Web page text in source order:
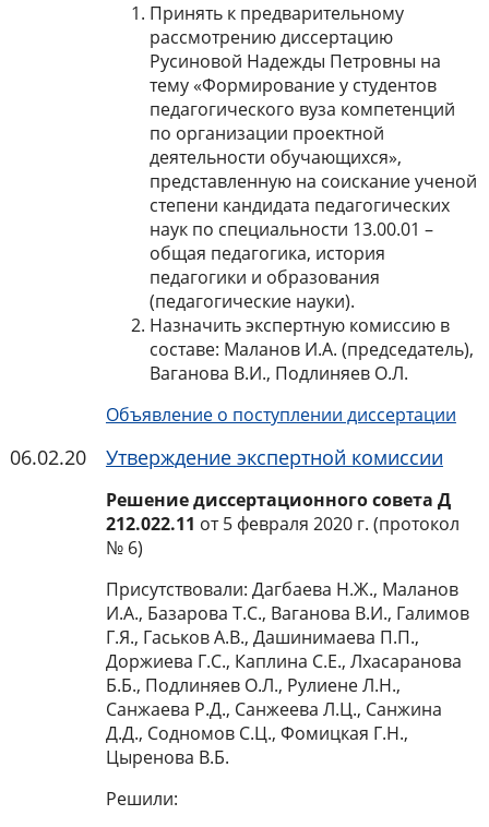
Принять к предварительному
рассмотрению диссертацию
Русиновой Надежды Петровны на
тему «Формирование у студентов
педагогического вуза компетенций
по организации проектной
деятельности обучающихся»,
представленную на соискание ученой
степени кандидата педагогических
наук по специальности 13.00.01 –
общая педагогика, история
педагогики и образования
(педагогические науки).
Назначить экспертную комиссию в
составе: Маланов И.А. (председатель),
Ваганова В.И., Подлиняев О.Л.
Объявление о поступлении диссертации
06.02.20 Утверждение экспертной комиссии
Решение диссертационного совета Д
212.022.11 от 5 февраля 2020 г. (протокол
№ 6)
Присутствовали: Дагбаева Н.Ж., Маланов
И.А., Базарова Т.С., Ваганова В.И., Галимов
Г.Я., Гаськов А.В., Дашинимаева П.П.,
Доржиева Г.С., Каплина С.Е., Лхасаранова
Б.Б., Подлиняев О.Л., Рулиене Л.Н.,
Санжаева Р.Д., Санжеева Л.Ц., Санжина
Д.Д., Содномов С.Ц., Фомицкая Г.Н.,
Цыренова В.Б.
Решили: